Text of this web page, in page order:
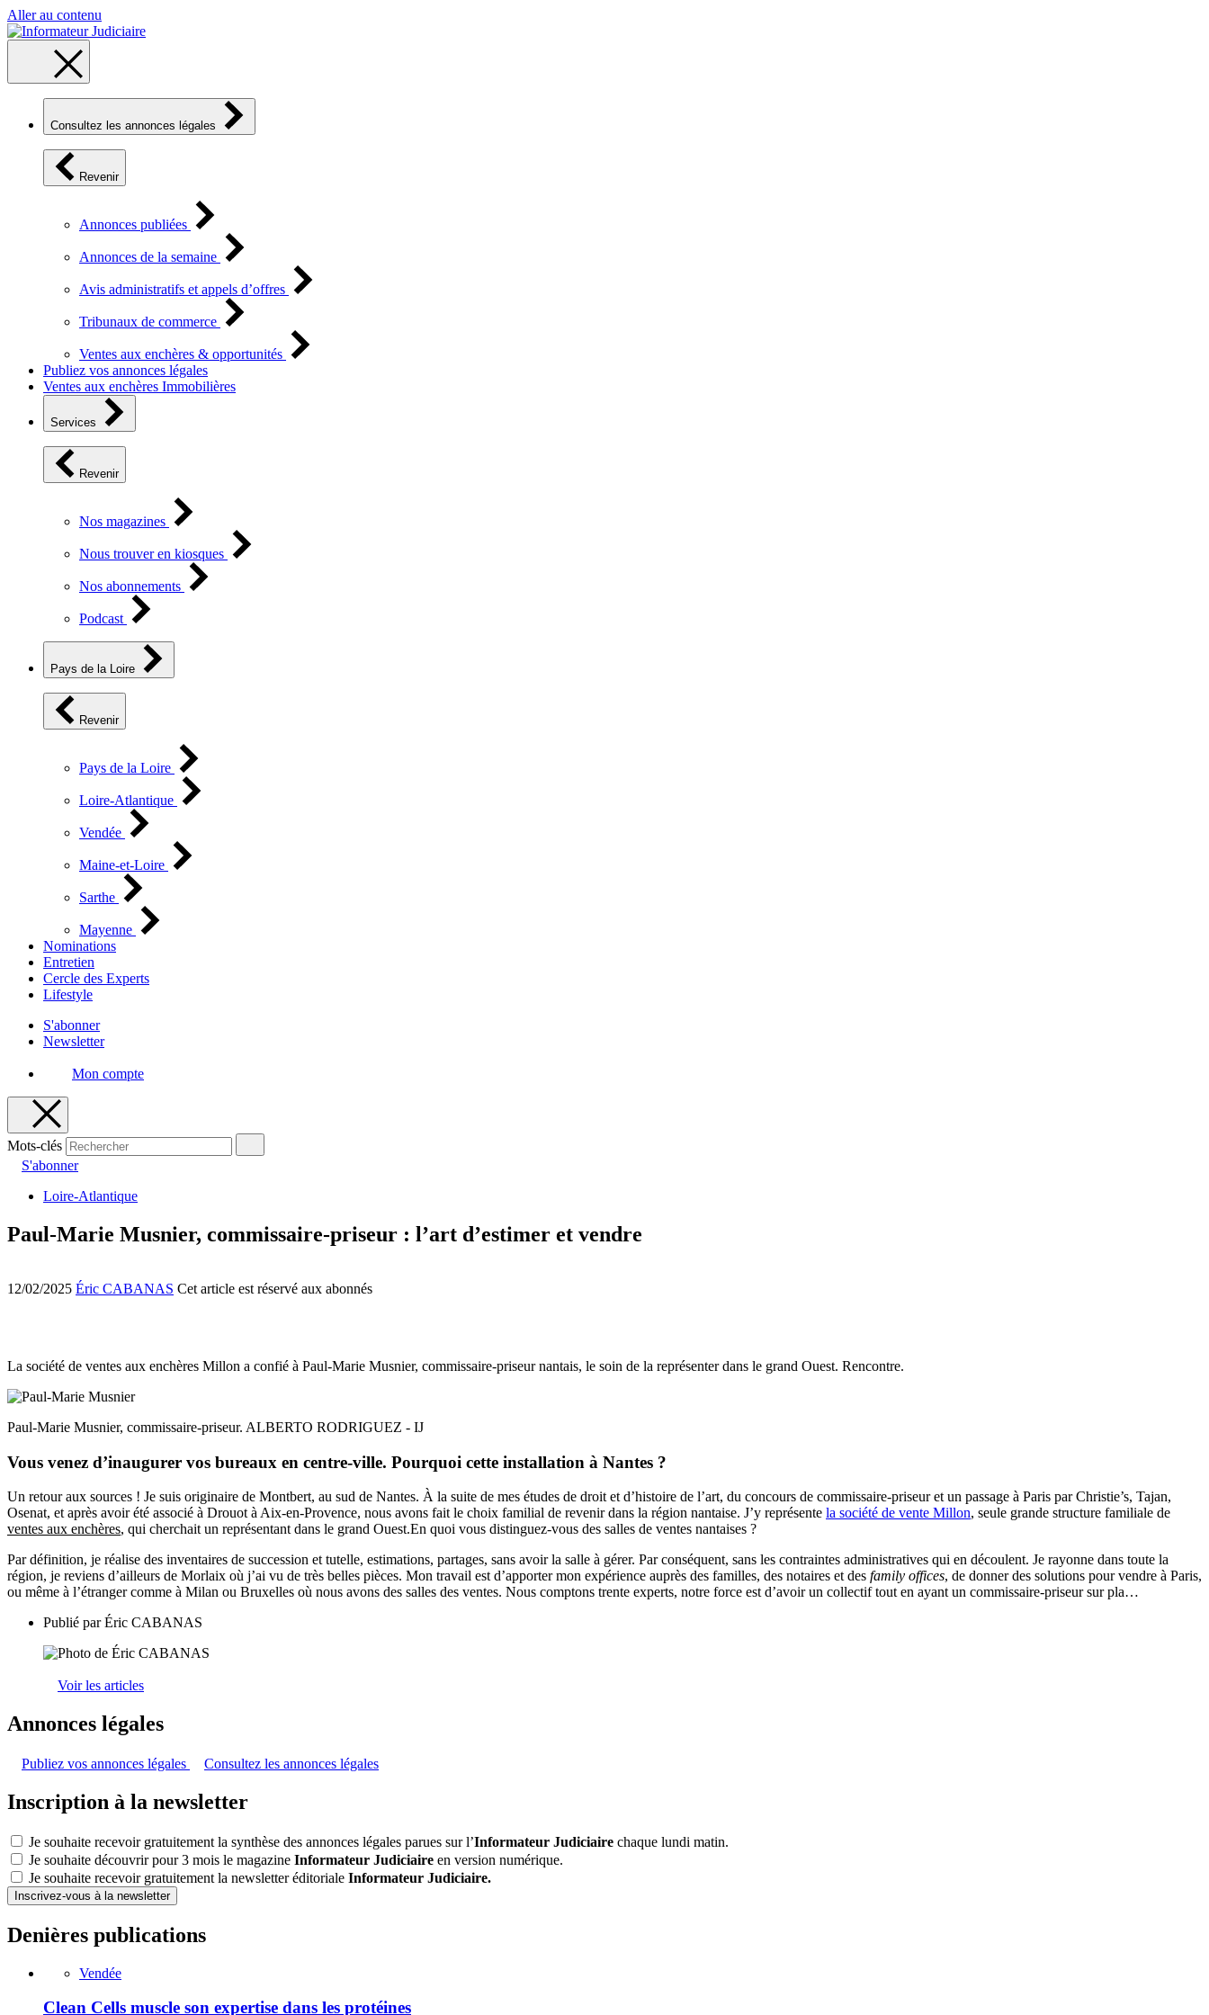
Aller au contenu
Consultez les annonces légales
Revenir
Annonces publiées
Annonces de la semaine
Avis administratifs et appels d’offres
Tribunaux de commerce
Ventes aux enchères & opportunités
Publiez vos annonces légales
Ventes aux enchères Immobilières
Services
Revenir
Nos magazines
Nous trouver en kiosques
Nos abonnements
Podcast
Pays de la Loire
Revenir
Pays de la Loire
Loire-Atlantique
Vendée
Maine-et-Loire
Sarthe
Mayenne
Nominations
Entretien
Cercle des Experts
Lifestyle
S'abonner
Newsletter
Mon compte
Mots-clés
S'abonner
Loire-Atlantique
Paul-Marie Musnier, commissaire-priseur : l’art d’estimer et vendre
12/02/2025 Éric CABANAS Cet article est réservé aux abonnés
La société de ventes aux enchères Millon a confié à Paul-Marie Musnier, commissaire-priseur nantais, le soin de la représenter dans le grand Ouest. Rencontre.
Paul-Marie Musnier, commissaire-priseur. ALBERTO RODRIGUEZ - IJ
Vous venez d’inaugurer vos bureaux en centre-ville. Pourquoi cette installation à Nantes ?
Un retour aux sources ! Je suis originaire de Montbert, au sud de Nantes. À la suite de mes études de droit et d’histoire de l’art, du concours de commissaire-priseur et un passage à Paris par Christie’s, Tajan,
Osenat, et après avoir été associé à Drouot à Aix-en-Provence, nous avons fait le choix familial de revenir dans la région nantaise. J’y représente la société de vente Millon, seule grande structure familiale de
ventes aux enchères, qui cherchait un représentant dans le grand Ouest.En quoi vous distinguez-vous des salles de ventes nantaises ?
Par définition, je réalise des inventaires de succession et tutelle, estimations, partages, sans avoir la salle à gérer. Par conséquent, sans les contraintes administratives qui en découlent. Je rayonne dans toute la
région, je reviens d’ailleurs de Morlaix où j’ai vu de très belles pièces. Mon travail est d’apporter mon expérience auprès des familles, des notaires et des family offices, de donner des solutions pour vendre à Paris,
ou même à l’étranger comme à Milan ou Bruxelles où nous avons des salles des ventes. Nous comptons trente experts, notre force est d’avoir un collectif tout en ayant un commissaire-priseur sur pla…
Publié parÉric CABANAS
Voir les articles
Annonces légales
Publiez vos annonces légales Consultez les annonces légales
Inscription à la newsletter
Je souhaite recevoir gratuitement la synthèse des annonces légales parues sur l’Informateur Judiciaire chaque lundi matin.
Je souhaite découvrir pour 3 mois le magazine Informateur Judiciaire en version numérique.
Je souhaite recevoir gratuitement la newsletter éditoriale Informateur Judiciaire.
Inscrivez-vous à la newsletter
Denières publications
Vendée
Clean Cells muscle son expertise dans les protéines